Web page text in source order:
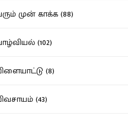
முன் காக்க (88)
(102)
(8)
(43)